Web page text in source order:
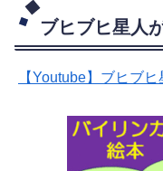
ブヒブヒ星人
【Youtube】ブヒブ